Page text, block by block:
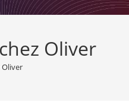
Oliver
Oliver